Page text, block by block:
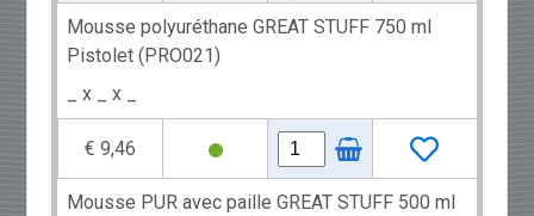
Mousse polyuréthane GREAT STUFF 750 ml
Pistolet (PRO021)
_ x _ x _
€ 9,46
Mousse PUR avec paille GREAT STUFF 500 ml